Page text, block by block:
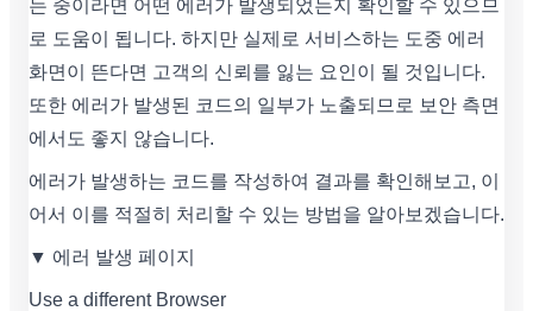
는 중이라면 어떤 에러가 발생되었는지 확인할 수 있으므
로 도움이 됩니다. 하지만 실제로 서비스하는 도중 에러
화면이 뜬다면 고객의 신뢰를 잃는 요인이 될 것입니다.
또한 에러가 발생된 코드의 일부가 노출되므로 보안 측면
에서도 좋지 않습니다.
에러가 발생하는 코드를 작성하여 결과를 확인해보고, 이
어서 이를 적절히 처리할 수 있는 방법을 알아보겠습니다.
▼ 에러 발생 페이지
Use a different Browser